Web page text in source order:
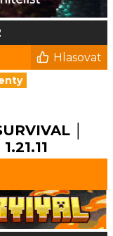
Hlasovat
│